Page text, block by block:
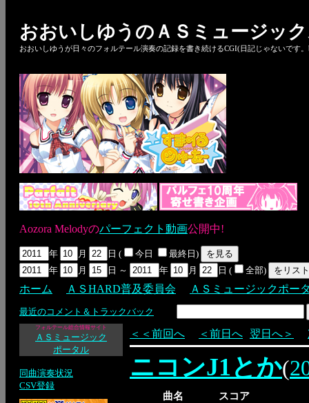
おおいしゆうのＡＳミュージッ
おおいしゆうが日々のフォルテール演奏の記録を書き続けるCGI(日記じゃないです
Aozora Melodyのパーフェクト動画公開中!
年 月 日 ( 今日
最終日)
年
月 日 ～ 年 月 日 ( 全部)
ホーム ＡＳHARD普及委員会 ＡＳミュージックポー
最近のコメント＆トラックバック
フォルテール総合情報サイト
ＡＳミュージック
ポータル
同曲演奏状況
CSV登録
＜＜前回へ ＜前日へ 翌日へ＞
ニコンJ1とか(
曲名
スコア